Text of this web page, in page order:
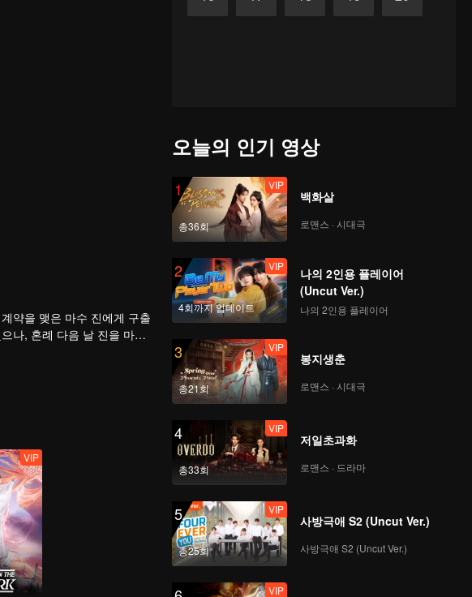
약을 맺은 마수 진에게 구출
나, 혼례 다음 날 진을 마계
VIP
오늘의 인기 영상
1
총36회
VIP
백화살
로맨스 · 시대극
2
4회까지 업데이트
VIP
나의 2인용 플레이어
(Uncut Ver.)
나의 2인용 플레이어
3
총21회
VIP
봉지생춘
로맨스 · 시대극
4
총33회
VIP
저일초과화
로맨스 · 드라마
5
총25회
VIP
사방극애 S2 (Uncut Ver.)
사방극애 S2 (Uncut Ver.)
VIP